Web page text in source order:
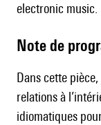
electronic music.
Note de
Dans cette
relations à
idiomatiques